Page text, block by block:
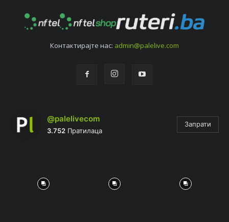
Контактирајтe нас: admin@palelive.com
@palelivecom
3.752 Пратилаца
Запрати